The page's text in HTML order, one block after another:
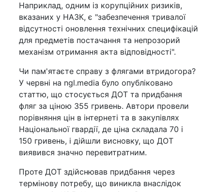
Наприклад, одним із корупційних ризиків,
вказаних у НАЗК, є "забезпечення тривалої
відсутності оновлення технічних специфікацій
для предметів постачання та непрозорий
механізм отримання акта відповідності".
Чи пам'ятаєте справу з флягами втридогора?
У червні на ngl.media було опубліковано
статтю, що стосується ДОТ та придбання
фляг за ціною 355 гривень. Автори провели
порівняння цін в інтернеті та в закупівлях
Національної гвардії, де ціна складала 70 і
150 гривень, і дійшли висновку, що ДОТ
виявився значно перевитратним.
Проте ДОТ здійснював придбання через
термінову потребу, що виникла внаслідок